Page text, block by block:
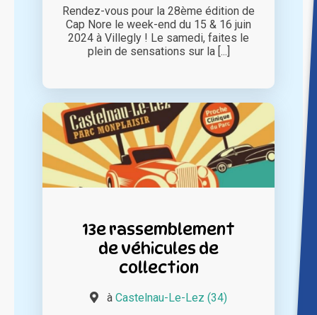
Rendez-vous pour la 28ème édition de
Cap Nore le week-end du 15 & 16 juin
2024 à Villegly ! Le samedi, faites le
plein de sensations sur la [...]
13e rassemblement
de véhicules de
collection
à Castelnau-Le-Lez (34)